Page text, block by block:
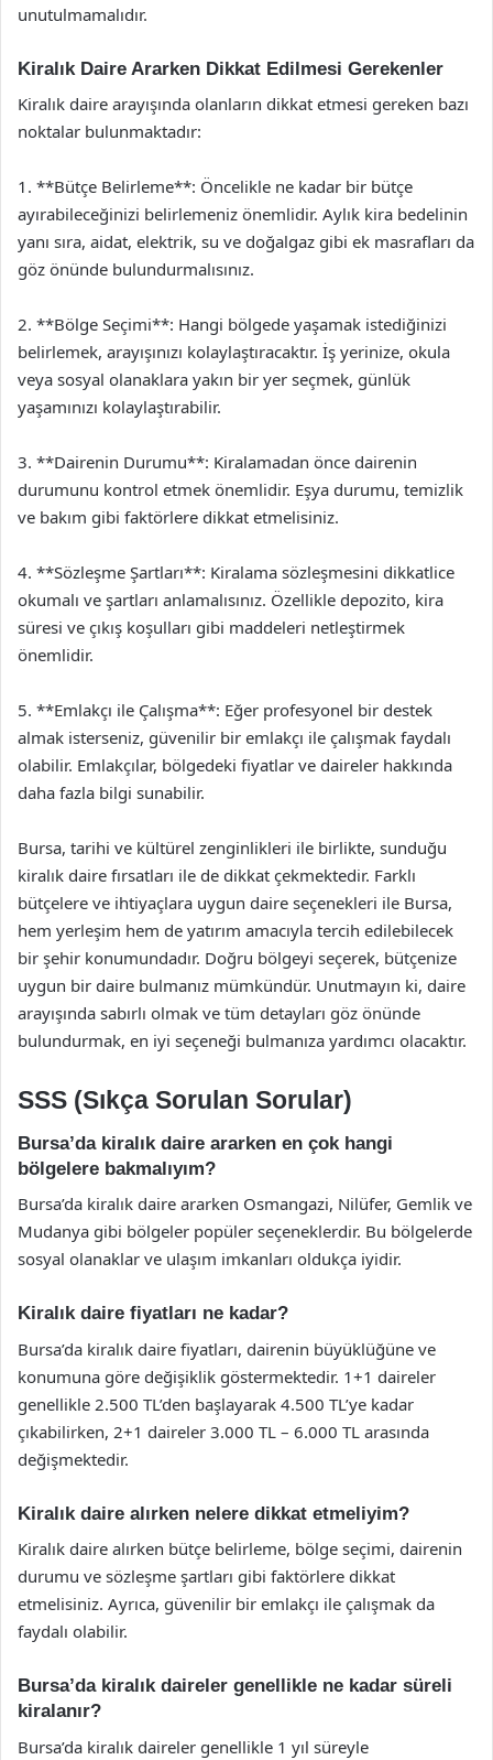
unutulmamalıdır.
Kiralık Daire Ararken Dikkat Edilmesi Gerekenler
Kiralık daire arayışında olanların dikkat etmesi gereken bazı
noktalar bulunmaktadır:
1. **Bütçe Belirleme**: Öncelikle ne kadar bir bütçe
ayırabileceğinizi belirlemeniz önemlidir. Aylık kira bedelinin
yanı sıra, aidat, elektrik, su ve doğalgaz gibi ek masrafları da
göz önünde bulundurmalısınız.
2. **Bölge Seçimi**: Hangi bölgede yaşamak istediğinizi
belirlemek, arayışınızı kolaylaştıracaktır. İş yerinize, okula
veya sosyal olanaklara yakın bir yer seçmek, günlük
yaşamınızı kolaylaştırabilir.
3. **Dairenin Durumu**: Kiralamadan önce dairenin
durumunu kontrol etmek önemlidir. Eşya durumu, temizlik
ve bakım gibi faktörlere dikkat etmelisiniz.
4. **Sözleşme Şartları**: Kiralama sözleşmesini dikkatlice
okumalı ve şartları anlamalısınız. Özellikle depozito, kira
süresi ve çıkış koşulları gibi maddeleri netleştirmek
önemlidir.
5. **Emlakçı ile Çalışma**: Eğer profesyonel bir destek
almak isterseniz, güvenilir bir emlakçı ile çalışmak faydalı
olabilir. Emlakçılar, bölgedeki fiyatlar ve daireler hakkında
daha fazla bilgi sunabilir.
Bursa, tarihi ve kültürel zenginlikleri ile birlikte, sunduğu
kiralık daire fırsatları ile de dikkat çekmektedir. Farklı
bütçelere ve ihtiyaçlara uygun daire seçenekleri ile Bursa,
hem yerleşim hem de yatırım amacıyla tercih edilebilecek
bir şehir konumundadır. Doğru bölgeyi seçerek, bütçenize
uygun bir daire bulmanız mümkündür. Unutmayın ki, daire
arayışında sabırlı olmak ve tüm detayları göz önünde
bulundurmak, en iyi seçeneği bulmanıza yardımcı olacaktır.
SSS (Sıkça Sorulan Sorular)
Bursa’da kiralık daire ararken en çok hangi
bölgelere bakmalıyım?
Bursa’da kiralık daire ararken Osmangazi, Nilüfer, Gemlik ve
Mudanya gibi bölgeler popüler seçeneklerdir. Bu bölgelerde
sosyal olanaklar ve ulaşım imkanları oldukça iyidir.
Kiralık daire fiyatları ne kadar?
Bursa’da kiralık daire fiyatları, dairenin büyüklüğüne ve
konumuna göre değişiklik göstermektedir. 1+1 daireler
genellikle 2.500 TL’den başlayarak 4.500 TL’ye kadar
çıkabilirken, 2+1 daireler 3.000 TL – 6.000 TL arasında
değişmektedir.
Kiralık daire alırken nelere dikkat etmeliyim?
Kiralık daire alırken bütçe belirleme, bölge seçimi, dairenin
durumu ve sözleşme şartları gibi faktörlere dikkat
etmelisiniz. Ayrıca, güvenilir bir emlakçı ile çalışmak da
faydalı olabilir.
Bursa’da kiralık daireler genellikle ne kadar süreli
kiralanır?
Bursa’da kiralık daireler genellikle 1 yıl süreyle